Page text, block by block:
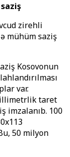
zirehli
mühüm saziş
Kosovonun
var.
taret
imzalanıb. 100
50 milyon